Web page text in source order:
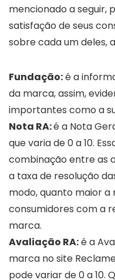
mencionado a seguir,
satisfação de seus
sobre cada um deles,
Fundação:é a
da marca, assim,
importantes como a
Nota RA:é a Nota
que varia de 0 a 10.
combinação entre as
a taxa de resolução
modo, quanto maior a
consumidores com a
marca.
Avaliação RA:é a
marca no site
pode variar de 0 a 10.